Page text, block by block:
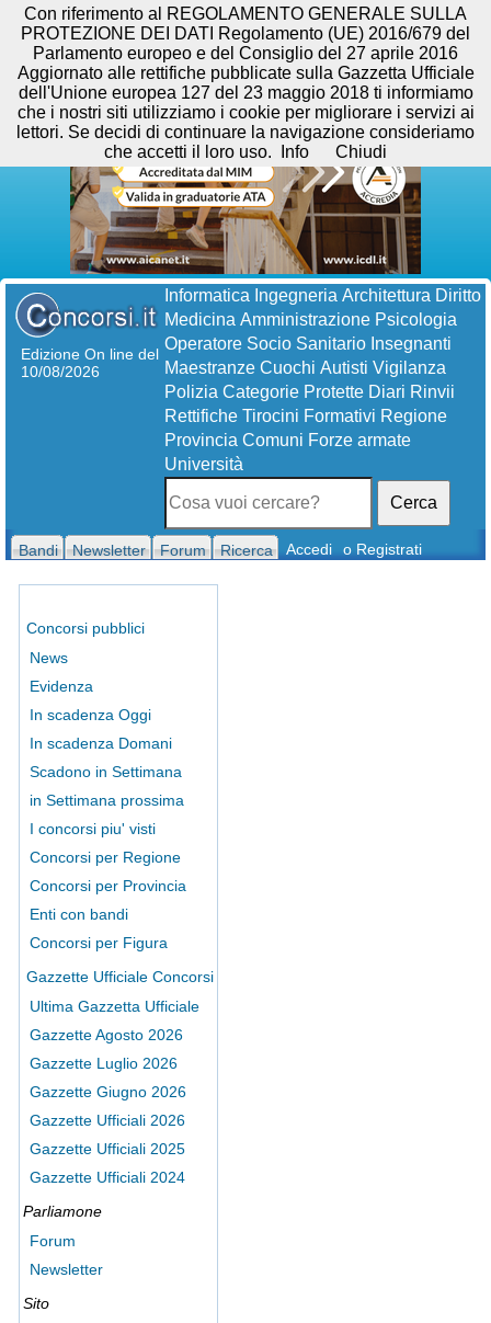
Edizione On line del
10/08/2026
Informatica Ingegneria Architettura Diritto
Medicina Amministrazione Psicologia
Operatore Socio Sanitario Insegnanti
Maestranze Cuochi Autisti Vigilanza
Polizia Categorie Protette Diari Rinvii
Rettifiche Tirocini Formativi Regione
Provincia Comuni Forze armate
Università
Cerca
Bandi Newsletter Forum Ricerca Accedi o Registrati
Concorsi pubblici
News
Evidenza
In scadenza Oggi
In scadenza Domani
Scadono in Settimana
in Settimana prossima
I concorsi piu' visti
Concorsi per Regione
Concorsi per Provincia
Enti con bandi
Concorsi per Figura
Gazzette Ufficiale Concorsi
Ultima Gazzetta Ufficiale
Gazzette Agosto 2026
Gazzette Luglio 2026
Gazzette Giugno 2026
Gazzette Ufficiali 2026
Gazzette Ufficiali 2025
Gazzette Ufficiali 2024
Parliamone
Forum
Newsletter
Sito
Con riferimento al REGOLAMENTO GENERALE SULLA
PROTEZIONE DEI DATI Regolamento (UE) 2016/679 del
Parlamento europeo e del Consiglio del 27 aprile 2016
Aggiornato alle rettifiche pubblicate sulla Gazzetta Ufficiale
dell'Unione europea 127 del 23 maggio 2018 ti informiamo
che i nostri siti utilizziamo i cookie per migliorare i servizi ai
lettori. Se decidi di continuare la navigazione consideriamo
che accetti il loro uso.
Info Chiudi